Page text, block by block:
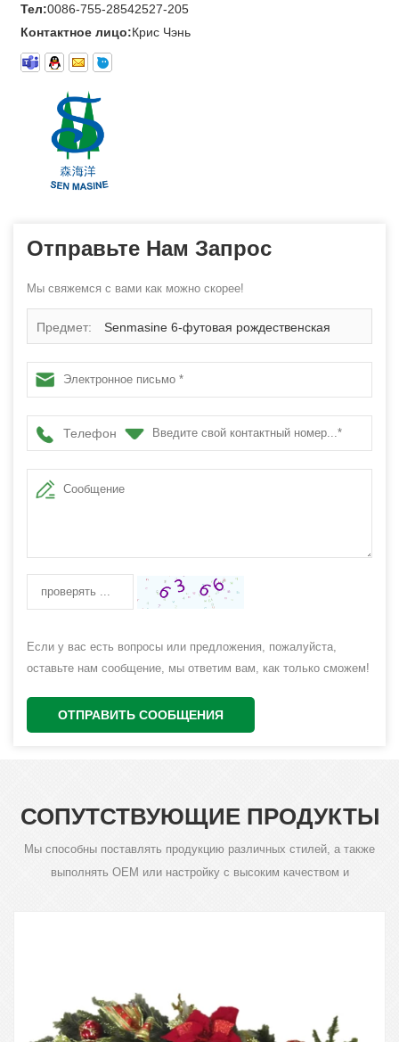
Тел:0086-755-28542527-205
Контактное лицо:Крис Чэнь
Отправьте Нам Запрос
Мы свяжемся с вами как можно скорее!
Предмет: Senmasine 6-футовая рождественская
гирлянда с искусственными конфетными шариками из
ПВХ, сосновая шишка, ягодная пуансеттия, подвесное
украшение для рождественской вечеринки
Телефон
Если у вас есть вопросы или предложения, пожалуйста,
оставьте нам сообщение, мы ответим вам, как только сможем!
ОТПРАВИТЬ СООБЩЕНИЯ
СОПУТСТВУЮЩИЕ ПРОДУКТЫ
Мы способны поставлять продукцию различных стилей, а также
выполнять OEM или настройку с высоким качеством и